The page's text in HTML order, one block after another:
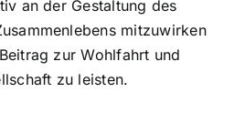
an der Gestaltung des
mitzuwirken
zur Wohlfahrt und
zu leisten.